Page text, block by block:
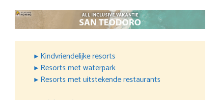
▸ Kindvriendelijke resorts
▸ Resorts met waterpark
▸ Resorts met uitstekende restaurants